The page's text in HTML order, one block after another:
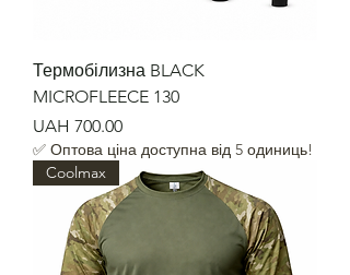
Термобілизна BLACK
MICROFLEECE 130
Price
UAH 700.00
✅ Оптова ціна доступна від 5 одиниць!
Coolmax